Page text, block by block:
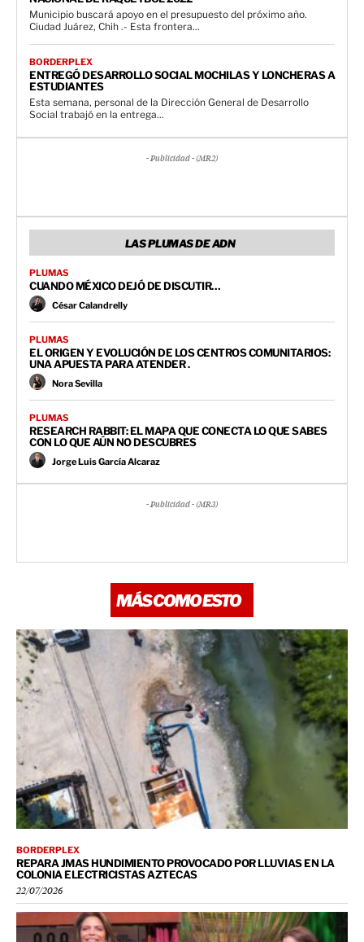
Municipio buscará apoyo en el presupuesto del próximo año.
Ciudad Juárez, Chih .- Esta frontera...
BORDERPLEX
ENTREGÓ DESARROLLO SOCIAL MOCHILAS Y LONCHERAS A
ESTUDIANTES
Esta semana, personal de la Dirección General de Desarrollo
Social trabajó en la entrega...
- Publicidad - (MR2)
LAS PLUMAS DE ADN
PLUMAS
CUANDO MÉXICO DEJÓ DE DISCUTIR…
César Calandrelly
PLUMAS
EL ORIGEN Y EVOLUCIÓN DE LOS CENTROS COMUNITARIOS:
UNA APUESTA PARA ATENDER .
Nora Sevilla
PLUMAS
RESEARCH RABBIT: EL MAPA QUE CONECTA LO QUE SABES
CON LO QUE AÚN NO DESCUBRES
Jorge Luis García Alcaraz
- Publicidad - (MR3)
MÁS COMO ESTO
BORDERPLEX
REPARA JMAS HUNDIMIENTO PROVOCADO POR LLUVIAS EN LA
COLONIA ELECTRICISTAS AZTECAS
22/07/2026